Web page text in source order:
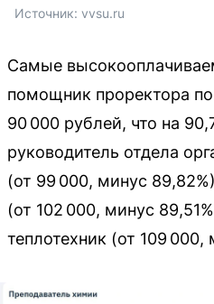
Источник: vvsu.ru
Самые
помощник проректора
90 000 рублей, что на
руководитель отдела
(от 99 000, минус
(от 102 000, минус
теплотехник (от 109 000,